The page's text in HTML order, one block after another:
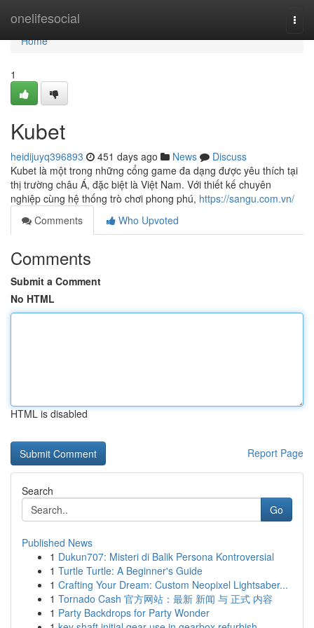
onelifesocial
Home
Home
1
Kubet
heidijuyq396893 451 days ago News
Discuss
Kubet là một trong những cổng game đa dạng được yêu thích tại
thị trường châu Á, đặc biệt là Việt Nam. Với thiết kế chuyên
nghiệp cùng hệ thống trò chơi phong phú, https://sangu.com.vn/
Comments
Who Upvoted
Comments
Submit a Comment
No HTML
HTML is disabled
Report Page
Search
Go
Published News
1 Dukun707: Misteri di Balik Persona Kontroversial
1 Turtle Turtle: A Beginner's Guide
1 Crafting Your Dream: Custom Neopixel Lightsaber...
1 Tornado Cash 官方网站：最新 新闻 与 正式 内容
1 Party Backdrops for Party Wonder